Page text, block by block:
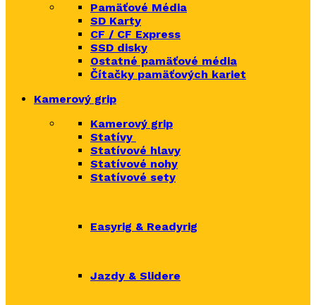
Pamäťové Média
SD Karty
CF / CF Express
SSD disky
Ostatné pamäťové média
Čítačky pamäťových kariet
Kamerový grip
Kamerový grip
Statívy
Statívové hlavy
Statívové nohy
Statívové sety
Easyrig & Readyrig
Jazdy & Slidere